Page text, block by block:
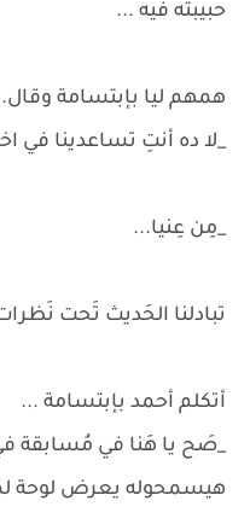
حبيبته فيه ...
همهم ليا بإبتسامة
_لا ده أنتِ تساعدينا في
_مِن عِنيا...
تبادلنا الحَديث تَحت
أتكلم أحمد بإبتسامة ...
_صَح يا هَنا في مُسابقة
هيسمحوله يعرض لوحة